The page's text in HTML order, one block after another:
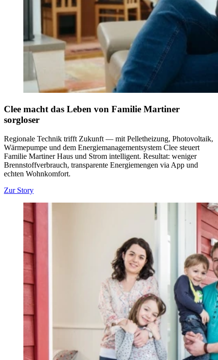
Clee macht das Leben von Familie Martiner
sorgloser
Regionale Technik trifft Zukunft — mit Pelletheizung, Photovoltaik,
Wärmepumpe und dem Energiemanagementsystem Clee steuert
Familie Martiner Haus und Strom intelligent. Resultat: weniger
Brennstoffverbrauch, transparente Energiemengen via App und
echten Wohnkomfort.
Zur Story